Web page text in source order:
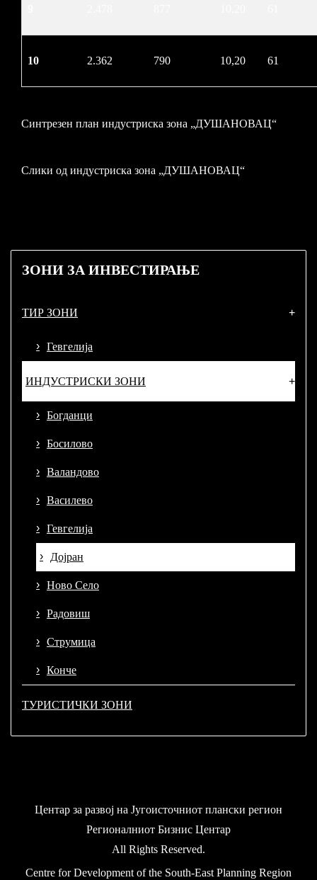
10 2.362 790 10,20 61
Синтрезен план индустриска зона „ДУШАНОВАЦ“
Слики од индустриска зона „ДУШАНОВАЦ“
ЗОНИ ЗА ИНВЕСТИРАЊЕ
ТИР ЗОНИ
Гевгелија
ИНДУСТРИСКИ ЗОНИ
Богданци
Босилово
Валандово
Василево
Гевгелија
Дојран
Ново Село
Радовиш
Струмица
Конче
ТУРИСТИЧКИ ЗОНИ
Центар за развој на Југоисточниот плански регион
Регионалниот Бизнис Центар
All Rights Reserved.
Centre for Development of the South-East Planning Region